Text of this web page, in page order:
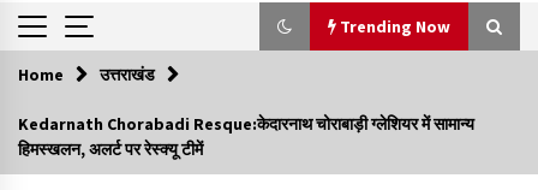
Trending Now
Trending Now
Minorities Rights Day : विश्व अल्पसंख्यक अधिकार दिवस
कार्यक्रम में शामिल हुए सीएम,आधुनिक मदरसों का नाम अब्दुल कलाम के नाम
Home उत्तराखंड
Kedarnath Chorabadi Resque:केदारनाथ चोराबाड़ी ग्लेशियर में सामान्य
हिमस्खलन, अलर्ट पर रेस्क्यू टीमें